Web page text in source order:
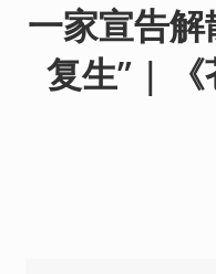
一家宣告
复生” | 《